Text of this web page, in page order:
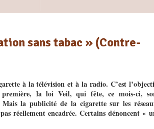
sans tabac » (Contre-
à la télévision et à la radio. C’est
la loi Veil, qui fête, ce mois-ci,
Mais la publicité de la cigarette sur les
réellement encadrée. Certains dénoncent «